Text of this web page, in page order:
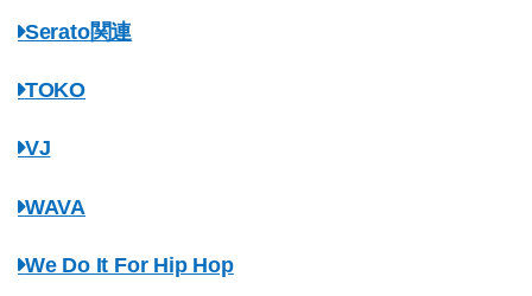
Serato関連
TOKO
VJ
WAVA
We Do It For Hip Hop